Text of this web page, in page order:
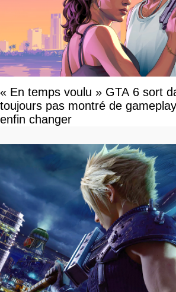
« En temps voulu » GTA 6 sort
toujours pas montré de
enfin changer